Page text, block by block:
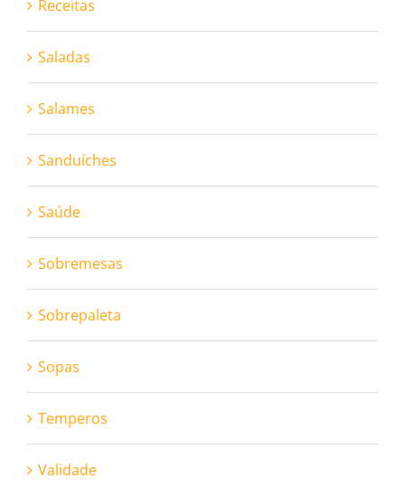
Receitas
Saladas
Salames
Sanduíches
Saúde
Sobremesas
Sobrepaleta
Sopas
Temperos
Validade